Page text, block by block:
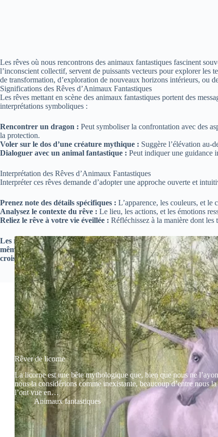
Les rêves où nous rencontrons des animaux fantastiques fascinent
l’inconscient collectif, servent de puissants vecteurs pour explorer les
de transformation, d’exploration de nouveaux horizons intérieurs, ou
Significations des Rêves d’Animaux Fantastiques
Les rêves mettant en scène des animaux fantastiques portent des
interprétations symboliques :
Rencontrer un dragon : Peut symboliser la confrontation avec des
la protection.
Voler sur le dos d’une créature mythique : Suggère l’élévation au-
Dialoguer avec un animal fantastique : Peut indiquer une guidance
Interprétation des Rêves d’Animaux Fantastiques
Interpréter ces rêves demande d’adopter une approche ouverte et
Prenez note des détails spécifiques : L’apparence, les couleurs, et
Analysez le contexte du rêve : Le lieu, les actions, et les émotions
Reliez le rêve à votre vie éveillée : Réfléchissez à la manière dont
Les rêves d’animaux fantastiques nous invitent à plonger dans
mêmes et de notre chemin de vie. En s’engageant activement
croissance et l’épanouissement.
Rêver de licorne
La licorne est une bête mythologique que, bien que nous ne
nous la considérions comme inexistante, beaucoup d’entre nous
l’ont vue en…
Animaux fantastiques